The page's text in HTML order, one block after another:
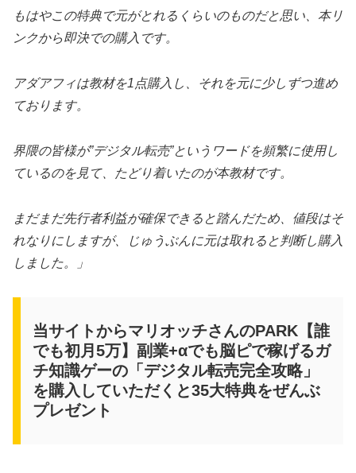
もはやこの特典で元がとれるくらいのものだと思い、本リ
ンクから即決での購入です。
アダアフィは教材を1点購入し、それを元に少しずつ進め
ております。
界隈の皆様が”デジタル転売”というワードを頻繁に使用し
ているのを見て、たどり着いたのが本教材です。
まだまだ先行者利益が確保できると踏んだため、値段はそ
れなりにしますが、じゅうぶんに元は取れると判断し購入
しました。」
当サイトからマリオッチさんのPARK【誰
でも初月5万】副業+αでも脳ピで稼げるガ
チ知識ゲーの「デジタル転売完全攻略」
を購入していただくと35大特典をぜんぶ
プレゼント